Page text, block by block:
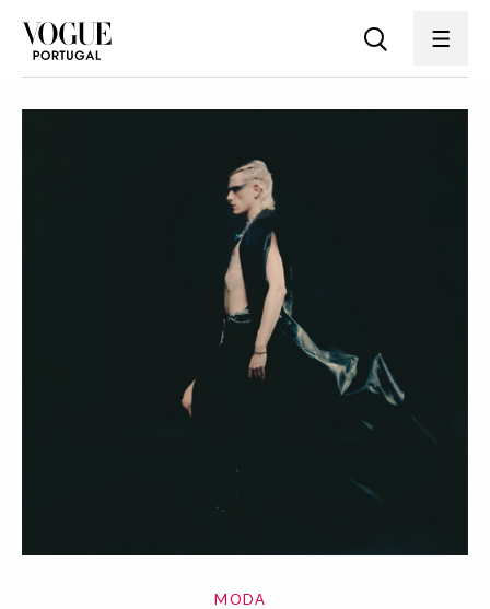
MODA